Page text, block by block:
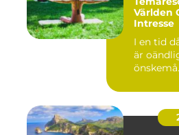
Världen
Intresse
I en tid
är